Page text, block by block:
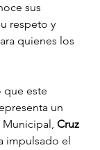
sus
respeto y
quienes los
que este
un
Municipal, Cruz
impulsado el